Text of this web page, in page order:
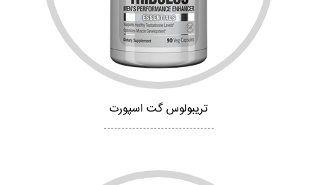
تریبولوس گت اسپورت